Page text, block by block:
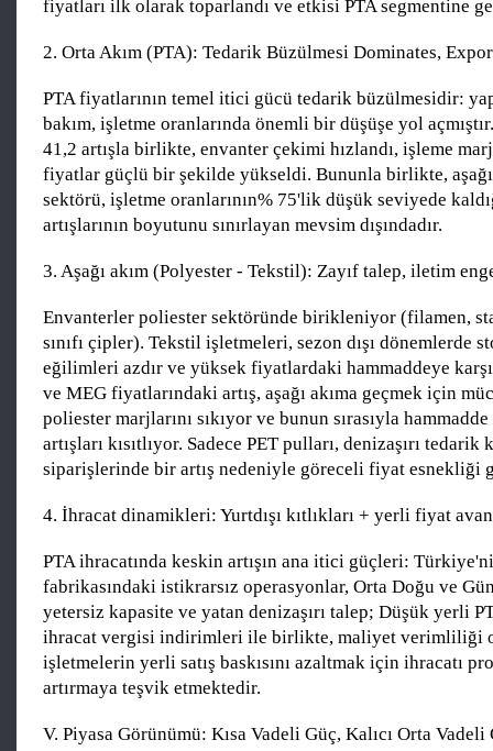
fiyatları ilk olarak toparlandı ve etkisi PTA segmentine
2. Orta Akım (PTA): Tedarik Büzülmesi Dominates,
PTA fiyatlarının temel itici gücü tedarik büzülmesidir:
bakım, işletme oranlarında önemli bir düşüşe yol
41,2 artışla birlikte, envanter çekimi hızlandı, işleme
fiyatlar güçlü bir şekilde yükseldi. Bununla birlikte,
sektörü, işletme oranlarının% 75'lik düşük seviyede
artışlarının boyutunu sınırlayan mevsim dışındadır.
3. Aşağı akım (Polyester - Tekstil): Zayıf talep, iletim
Envanterler poliester sektöründe birikleniyor (filamen,
sınıfı çipler). Tekstil işletmeleri, sezon dışı dönemlerde
eğilimleri azdır ve yüksek fiyatlardaki hammaddeye
ve MEG fiyatlarındaki artış, aşağı akıma geçmek için
poliester marjlarını sıkıyor ve bunun sırasıyla
artışları kısıtlıyor. Sadece PET pulları, denizaşırı tedarik
siparişlerinde bir artış nedeniyle göreceli fiyat esnekliği
4. İhracat dinamikleri: Yurtdışı kıtlıkları + yerli fiyat
PTA ihracatında keskin artışın ana itici güçleri:
fabrikasındaki istikrarsız operasyonlar, Orta Doğu ve
yetersiz kapasite ve yatan denizaşırı talep; Düşük yerli
ihracat vergisi indirimleri ile birlikte, maliyet verimliliği
işletmelerin yerli satış baskısını azaltmak için ihracatı
artırmaya teşvik etmektedir.
V. Piyasa Görünümü: Kısa Vadeli Güç, Kalıcı Orta